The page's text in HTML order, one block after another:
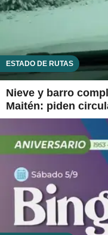
ESTADO DE RUTAS
Nieve y barro
Maitén: piden